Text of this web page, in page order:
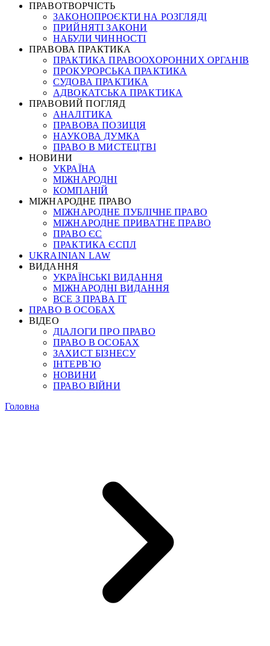
ПРАВОТВОРЧІСТЬ
ЗАКОНОПРОЄКТИ НА РОЗГЛЯДІ
ПРИЙНЯТІ ЗАКОНИ
НАБУЛИ ЧИННОСТІ
ПРАВОВА ПРАКТИКА
ПРАКТИКА ПРАВООХОРОННИХ ОРГАНІВ
ПРОКУРОРСЬКА ПРАКТИКА
СУДОВА ПРАКТИКА
АДВОКАТСЬКА ПРАКТИКА
ПРАВОВИЙ ПОГЛЯД
АНАЛІТИКА
ПРАВОВА ПОЗИЦІЯ
НАУКОВА ДУМКА
ПРАВО В МИСТЕЦТВІ
НОВИНИ
УКРАЇНА
МІЖНАРОДНІ
КОМПАНІЙ
МІЖНАРОДНЕ ПРАВО
МІЖНАРОДНЕ ПУБЛІЧНЕ ПРАВО
МІЖНАРОДНЕ ПРИВАТНЕ ПРАВО
ПРАВО ЄС
ПРАКТИКА ЄСПЛ
UKRAINIAN LAW
ВИДАННЯ
УКРАЇНСЬКІ ВИДАННЯ
МІЖНАРОДНІ ВИДАННЯ
ВСЕ З ПРАВА ІТ
ПРАВО В ОСОБАХ
ВІДЕО
ДІАЛОГИ ПРО ПРАВО
ПРАВО В ОСОБАХ
ЗАХИСТ БІЗНЕСУ
ІНТЕРВ`Ю
НОВИНИ
ПРАВО ВІЙНИ
Головна